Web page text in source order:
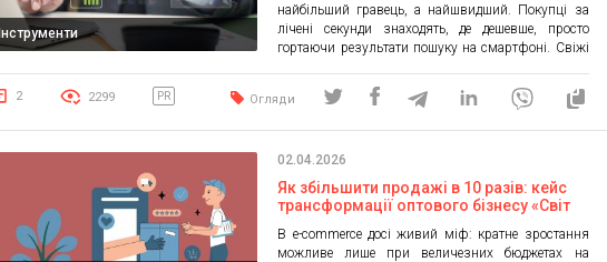
Інструменти
найбільший гравець, а найшвидший. Покупці за
лічені секунди знаходять, де дешевше, просто
гортаючи результати пошуку на смартфоні. Свіжі
правильне ціноутворення підвищує маржу на 4–
10 % за лічені місяці. Якщо ваш прайс завмер, а
2 2299 PR Огляди
02.04.2026
Як збільшити продажі в 10 разів: кейс
трансформації оптового бізнесу «Світ
В e-commerce досі живий міф: кратне зростання
можливе лише при величезних бюджетах на